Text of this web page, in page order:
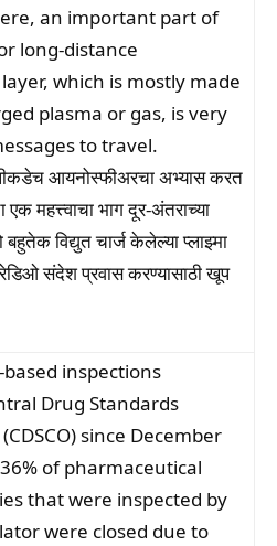
an important part of
long-distance
which is mostly made
plasma or gas, is very
to travel.
आयनोस्फीअरचा अभ्यास करत
एक महत्त्वाचा भाग दूर-अंतराच्या
विद्युत चार्ज केलेल्या प्लाझ्मा
संदेश प्रवास करण्यासाठी खूप
inspections
Drug Standards
since December
of pharmaceutical
that were inspected by
were closed due to